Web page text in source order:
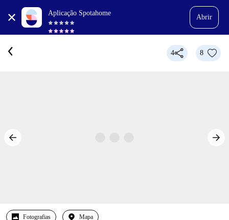
Aplicação Spotahome
Abrir
4 8
Fotografias Mapa